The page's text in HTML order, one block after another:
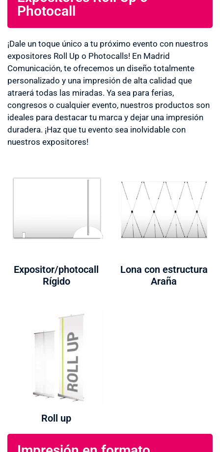
Photocall
¡Dale un toque único a tu próximo evento con nuestros
expositores Roll Up o Photocalls! En Madrid
Comunicación, te ofrecemos un diseño totalmente
personalizado y una impresión de alta calidad que
atraerá todas las miradas. Ya sea para ferias,
congresos o cualquier evento, nuestros productos son
ideales para destacar tu marca y dejar una impresión
duradera. ¡Haz que tu evento sea inolvidable con
nuestros expositores!
Expositor/photocall
Rígido
Lona con estructura
Araña
Roll up